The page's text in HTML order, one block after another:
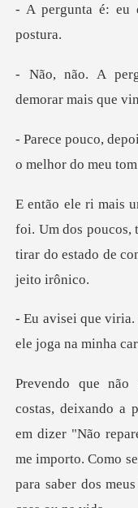
dem
. Um dos poucos,
tirar do
ele
em dizer "Não
me importo. Como